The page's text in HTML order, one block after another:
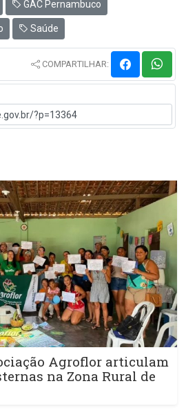
GAC Pernambuco
Saúde
COMPARTILHAR:
Agroflor articulam
na Zona Rural de